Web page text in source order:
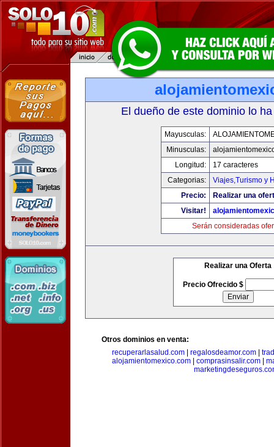
El dueño de este dominio lo
Mayusculas:
Minusculas:
Longitud:
17 caracteres
Categorias:
Viajes,Turismo y
Precio:
Realizar una
Visitar!
Serán consideradas
Realizar una Oferta
Precio Ofrecido $
Otros dominios en venta:
recuperarlasalud.com
regalosdeamor.com
alojamientomexico.com| comprasinsalir.com|